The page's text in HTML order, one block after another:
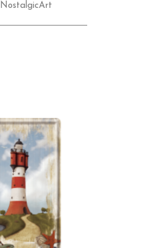
NostalgicArt